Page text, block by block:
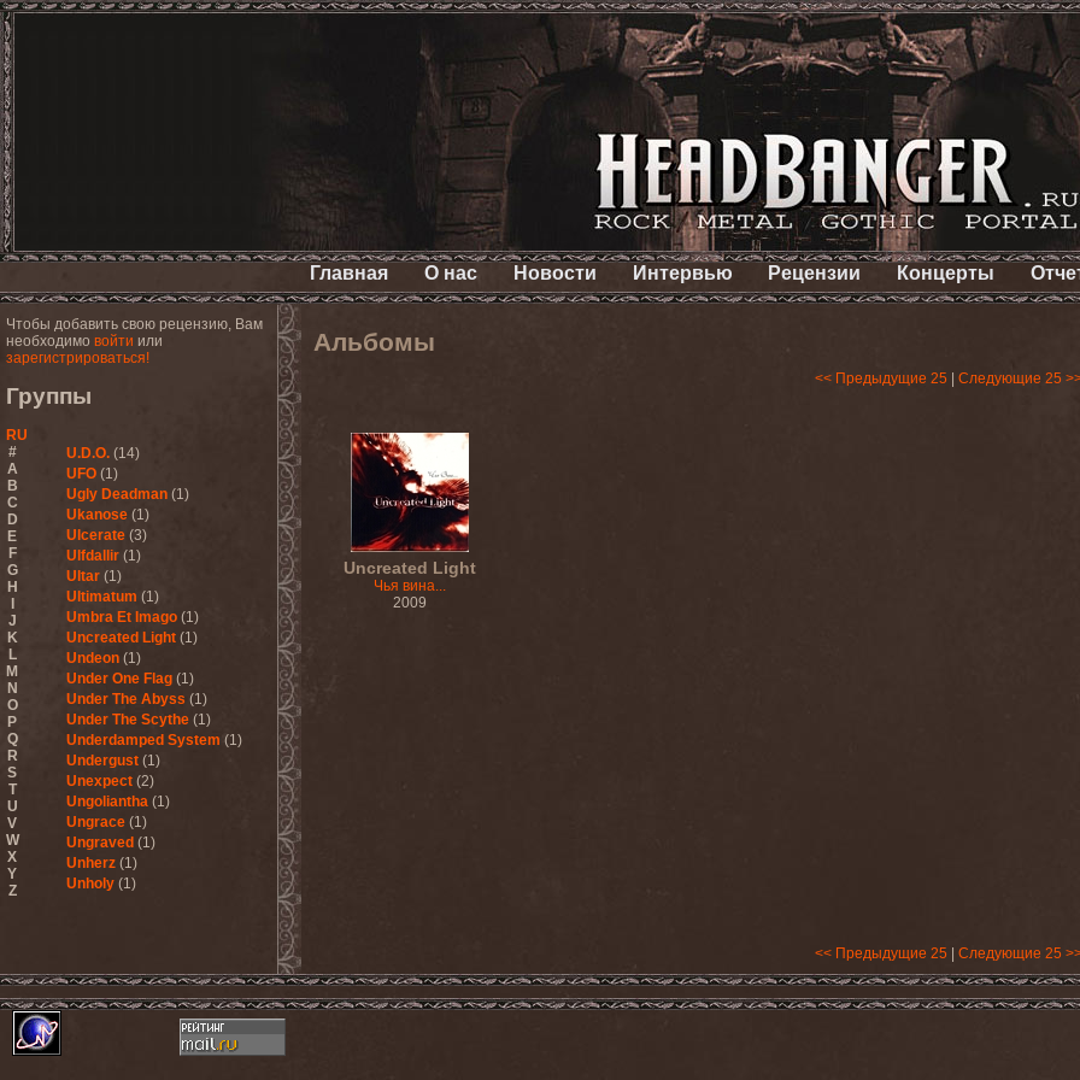
Главная О нас Новости Интервью Рецензии Концерты
Чтобы добавить свою рецензию, Вам
необходимо войти или
зарегистрироваться!
Группы
RU
#
A
B
C
D
E
F
G
H
J
K
L
M
N
O
P
Q
R
S
T
U
V
W
X
Y
Z
U.D.O. (14)
UFO (1)
Ugly Deadman (1)
Ukanose (1)
Ulcerate (3)
Ulfdallir (1)
Ultar (1)
Ultimatum (1)
Umbra Et Imago (1)
Uncreated Light (1)
Undeon (1)
Under One Flag (1)
Under The Abyss (1)
Under The Scythe (1)
Underdamped System (1)
Undergust (1)
Unexpect (2)
Ungoliantha (1)
Ungrace (1)
Ungraved (1)
Unherz (1)
Unholy (1)
Unitopia (2)
Unleash The Archers (5)
(1)
Альбомы
<< Предыдущие 25 Следующие 25
Uncreated Light
Чья вина...
2009
<< Предыдущие 25 Следующие 25